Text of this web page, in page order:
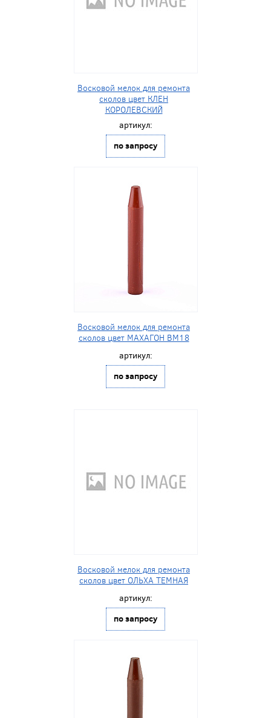
Восковой мелок для ремонта
сколов цвет КЛЕН
КОРОЛЕВСКИЙ
артикул:
по запросу
Восковой мелок для ремонта
сколов цвет МАХАГОН BM18
артикул:
по запросу
Восковой мелок для ремонта
сколов цвет ОЛЬХА ТЕМНАЯ
артикул:
по запросу